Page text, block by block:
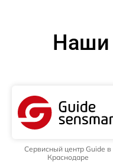
Наши
Сервисный центр Guide в
Краснодаре